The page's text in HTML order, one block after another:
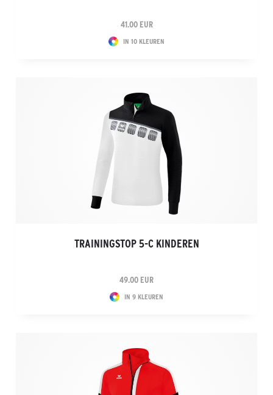
41.00 EUR
IN 10 KLEUREN
TRAININGSTOP 5-C KINDEREN
49.00 EUR
IN 9 KLEUREN